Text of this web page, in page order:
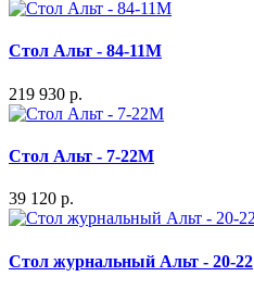
Стол Альт - 84-11M
219 930 р.
Стол Альт - 7-22M
39 120 р.
Стол журнальный Альт - 20-22